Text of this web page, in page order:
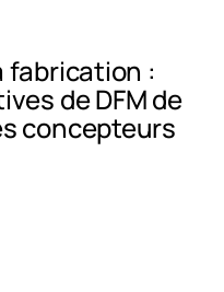
fabrication :
de DFM de
concepteurs